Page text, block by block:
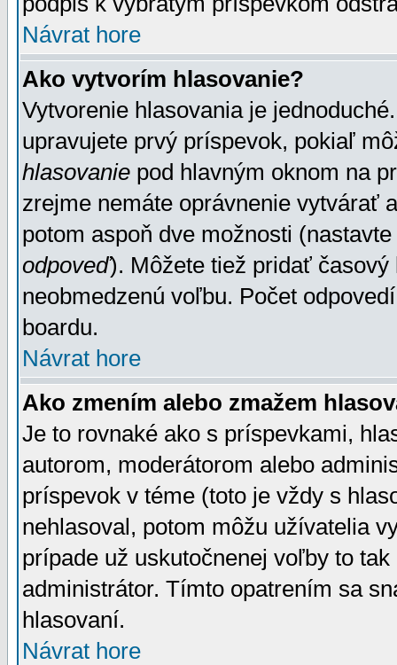
Návrat hore
Ako vytvorím hlasovanie?
Vytvorenie hlasovania je
upravujete prvý príspevok, pokiaľ
hlasovanie pod hlavným oknom na
zrejme nemáte oprávnenie vytvárať
potom aspoň dve možnosti
odpoveď). Môžete tiež pridať
neobmedzenú voľbu. Počet
boardu.
Návrat hore
Ako zmením alebo zmažem
Je to rovnaké ako s príspevkami,
autorom, moderátorom alebo
príspevok v téme (toto je vždy s
nehlasoval, potom môžu užívatelia
prípade už uskutočnenej voľby to
administrátor. Tímto opatrením sa
hlasovaní.
Návrat hore